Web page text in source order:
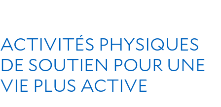
ACTIVITÉS PHYSIQUES
DE SOUTIEN POUR UNE
VIE PLUS ACTIVE